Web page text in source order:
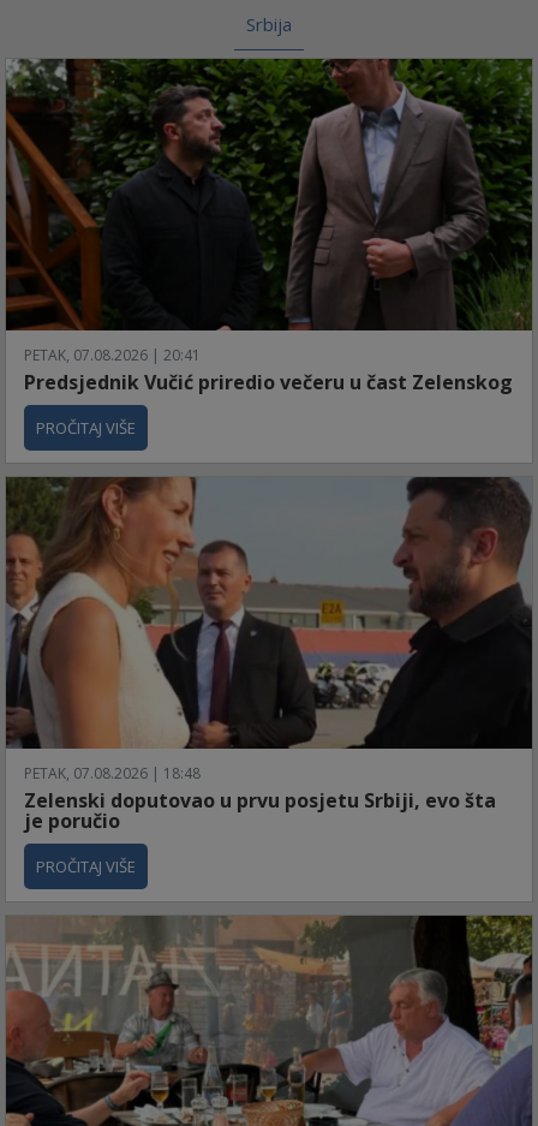
Srbija
PETAK, 07.08.2026 | 20:41
Predsjednik Vučić priredio večeru u čast Zelenskog
PROČITAJ VIŠE
PETAK, 07.08.2026 | 18:48
Zelenski doputovao u prvu posjetu Srbiji, evo šta
je poručio
PROČITAJ VIŠE